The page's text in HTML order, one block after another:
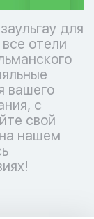
для
отели
вашего
с
свой
нашем